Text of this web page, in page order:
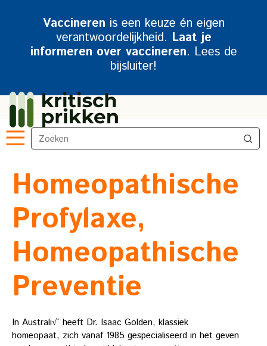
Vaccineren is een keuze én eigen
verantwoordelijkheid. Laat je
informeren over vaccineren. Lees de
bijsluiter!
Homeopathische
Profylaxe,
Homeopathische
Preventie
In Australi√´ heeft Dr. Isaac Golden, klassiek
homeopaat, zich vanaf 1985 gespecialiseerd in het geven